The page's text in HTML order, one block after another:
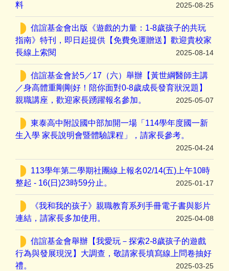
料
2025-08-25
信誼基金會出版《遊戲的力量：1-8歲孩子的共玩
指南》特刊，即日起提供【免費免運贈送】歡迎貴校家
長線上索閱
2025-08-14
信誼基金會於5／17（六）舉辦【黃世綱醫師主講
／身高體重剛剛好！陪你面對0-8歲成長發育狀況題】
親職講座，歡迎家長踴躍報名參加。
2025-05-07
東泰高中附設國中部加開一場「114學年度國一新
生入學 家長說明會暨體驗課程」，請家長參考。
2025-04-24
113學年第二學期社團線上報名02/14(五)上午10時
整起 - 16(日)23時59分止。
2025-01-17
《我和我的孩子》親職教育系列手冊電子書與影片
連結，請家長多加使用。
2025-04-08
信誼基金會舉辦【我愛玩－探索2-8歲孩子的遊戲
行為與發展現況】大調查，敬請家長填寫線上問卷抽好
禮。
2025-03-25